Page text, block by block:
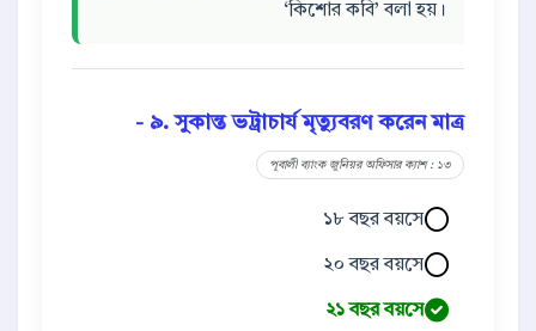
‘কিশোর কবি’ বলা হয়।
৯. সুকান্ত ভট্রাচার্য মৃত্যুবরণ করেন মাত্র -
পূবালী ব্যাংক জুনিয়র অফিসার ক্যাশ : ১৩
১৮ বছর বয়সে
২০ বছর বয়সে
২১ বছর বয়সে